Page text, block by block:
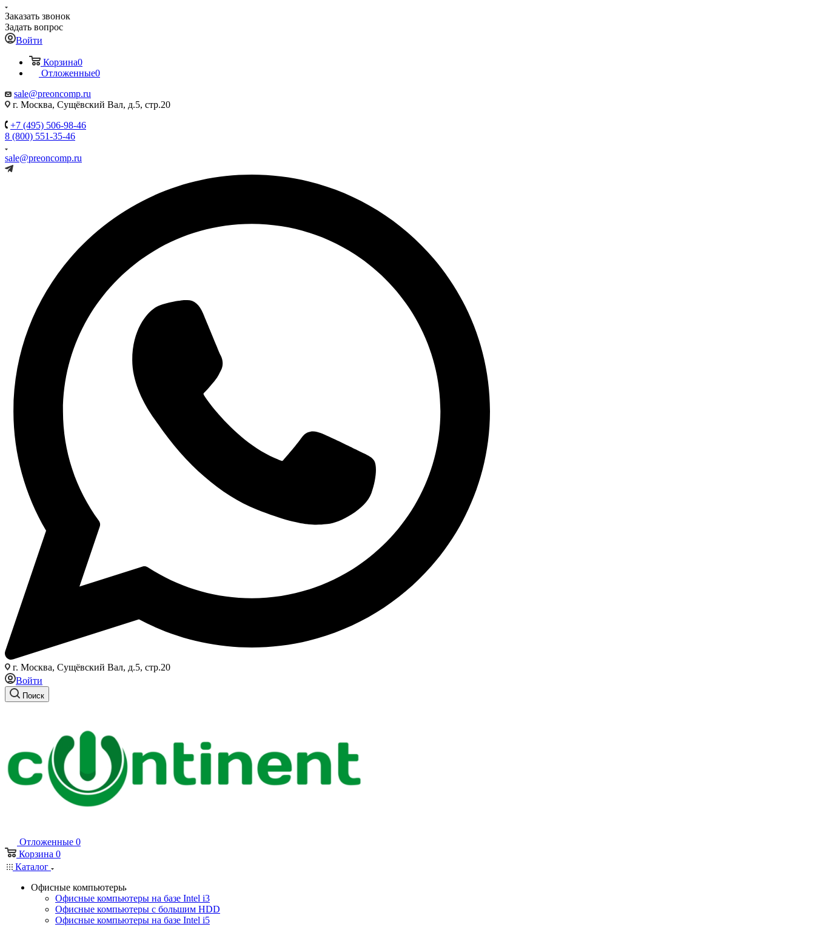
Заказать звонок
Задать вопрос
Войти
Корзина0
Отложенные0
sale@preoncomp.ru
г. Москва, Сущёвский Вал, д.5, стр.20
+7 (495) 506-98-46
8 (800) 551-35-46
sale@preoncomp.ru
г. Москва, Сущёвский Вал, д.5, стр.20
Войти
Поиск
Отложенные 0
Корзина 0
Каталог
Офисные компьютеры
Офисные компьютеры на базе Intel i3
Офисные компьютеры с большим HDD
Офисные компьютеры на базе Intel i5